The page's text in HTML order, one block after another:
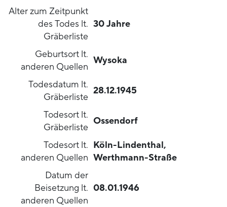
Alter zum Zeitpunkt
des Todes lt.
Gräberliste
30 Jahre
Geburtsort lt.
anderen Quellen
Wysoka
Todesdatum lt.
Gräberliste
28.12.1945
Todesort lt.
Gräberliste
Ossendorf
Todesort lt.
anderen Quellen
Köln-Lindenthal,
Werthmann-Straße
Datum der
Beisetzung lt.
anderen Quellen
08.01.1946